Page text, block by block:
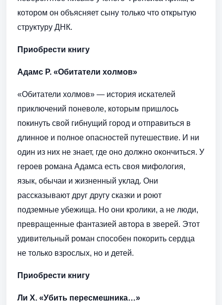
котором он объясняет сыну только что открытую
структуру ДНК.
Приобрести книгу
Адамс Р. «Обитатели холмов»
«Обитатели холмов» — история искателей
приключений поневоле, которым пришлось
покинуть свой гибнущий город и отправиться в
длинное и полное опасностей путешествие. И ни
один из них не знает, где оно должно окончиться. У
героев романа Адамса есть своя мифология,
язык, обычаи и жизненный уклад. Они
рассказывают друг другу сказки и роют
подземные убежища. Но они кролики, а не люди,
превращенные фантазией автора в зверей. Этот
удивительный роман способен покорить сердца
не только взрослых, но и детей.
Приобрести книгу
Ли Х. «Убить пересмешника…»